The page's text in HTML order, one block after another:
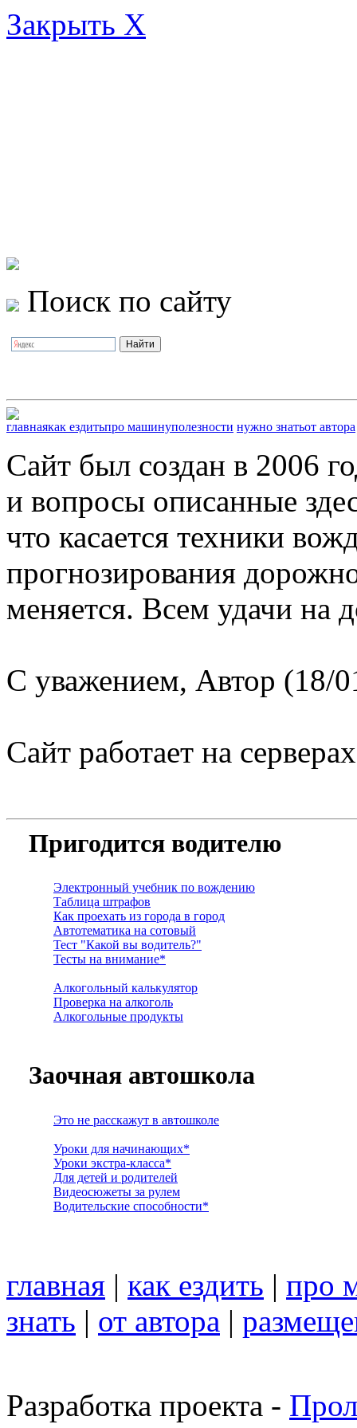
Закрыть X
Поиск по сайту
главнаякак ездитьпро машинуполезности нужно знатьот автора
Сайт был создан в 2006
и вопросы описанные
что касается техники
прогнозирования
меняется. Всем удачи на
С уважением, Автор (18/
Сайт работает на
Пригодится водителю
Электронный учебник по вождению
Таблица штрафов
Как проехать из города в город
Автотематика на сотовый
Тест "Какой вы водитель?"
Тесты на внимание*
Алкогольный калькулятор
Проверка на алкоголь
Алкогольные продукты
Заочная автошкола
Это не расскажут в автошколе
Уроки для начинающих*
Уроки экстра-класса*
Для детей и родителей
Видеосюжеты за рулем
Водительские способности*
главная | как ездить | про
знать | от автора |
Разработка проекта -